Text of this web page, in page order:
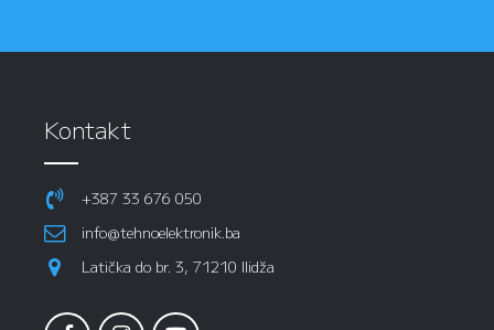
Kontakt
+387 33 676 050
info@tehnoelektronik.ba
Latička do br. 3, 71210 Ilidža